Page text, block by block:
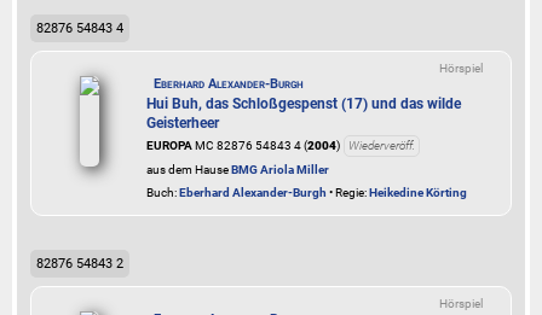
82876 54843 4
Hörspiel
Eberhard Alexander-Burgh
Hui Buh, das Schloßgespenst (17) und das wilde
Geisterheer
EUROPAMC 82876 54843 4 (2004)
Wiederveröff.
aus dem HauseBMG Ariola Miller
Buch:Eberhard Alexander-Burgh • Regie:Heikedine Körting
82876 54843 2
Hörspiel